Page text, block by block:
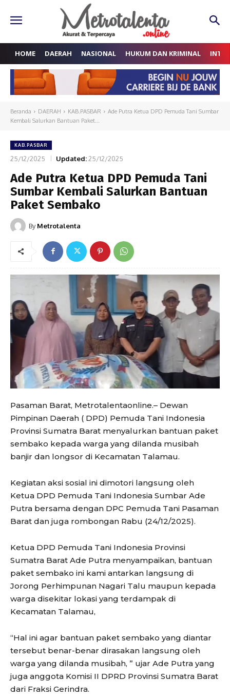
HOME DAERAH NASIONAL HUKUM DAN KRIMINAL
Beranda DAERAH KAB.PASBAR
Ade Putra Ketua DPD Pemuda Tani Sumbar
Kembali Salurkan Bantuan Paket...
KAB.PASBAR
25/12/2025 Updated:25/12/2025
Ade Putra Ketua DPD Pemuda Tani
Sumbar Kembali Salurkan Bantuan
Paket Sembako
By Metrotalenta
Pasaman Barat, Metrotalentaonline.– Dewan
Pimpinan Daerah ( DPD) Pemuda Tani Indonesia
Provinsi Sumatra Barat menyalurkan bantuan paket
sembako kepada warga yang dilanda musibah
banjir dan longsor di Kecamatan Talamau.
Kegiatan aksi sosial ini dimotori langsung oleh
Ketua DPD Pemuda Tani Indonesia Sumbar Ade
Putra bersama dengan DPC Pemuda Tani Pasaman
Barat dan juga rombongan Rabu (24/12/2025).
Ketua DPD Pemuda Tani Indonesia Provinsi
Sumatra Barat Ade Putra menyampaikan, bantuan
paket sembako ini kami antarkan langsung di
Jorong Perhimpunan Nagari Talu maupun kepada
warga disekitar lokasi yang terdampak di
Kecamatan Talamau,
“Hal ini agar bantuan paket sembako yang diantar
tersebut benar-benar dirasakan langsung oleh
warga yang dilanda musibah, ” ujar Ade Putra yang
juga anggota Komisi II DPRD Provinsi Sumatra Barat
dari Fraksi Gerindra.